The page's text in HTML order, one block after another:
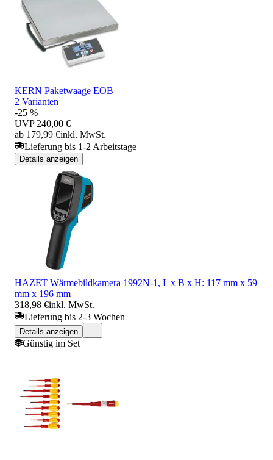
KERN Paketwaage EOB
2 Varianten
-25 %
UVP 240,00 €
ab 179,99 €inkl. MwSt.
Lieferung bis 1-2 Arbeitstage
Details anzeigen
HAZET Wärmebildkamera 1992N-1, L x B x H: 117 mm x 59
mm x 196 mm
318,98 €inkl. MwSt.
Lieferung bis 2-3 Wochen
Details anzeigen
Günstig im Set